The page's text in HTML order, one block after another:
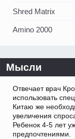
Shred Matrix
Amino 2000
Мысли
Отвечает врач
использовать
Китаю же
увеличения
Ребенок 4-5 лет
предпочтениями.